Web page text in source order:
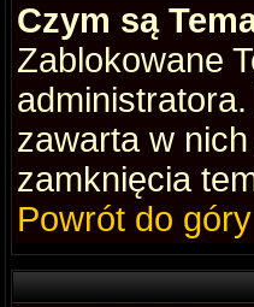
Czym są
Zablokowane
zawarta w
zamknięcia
Powrót do góry